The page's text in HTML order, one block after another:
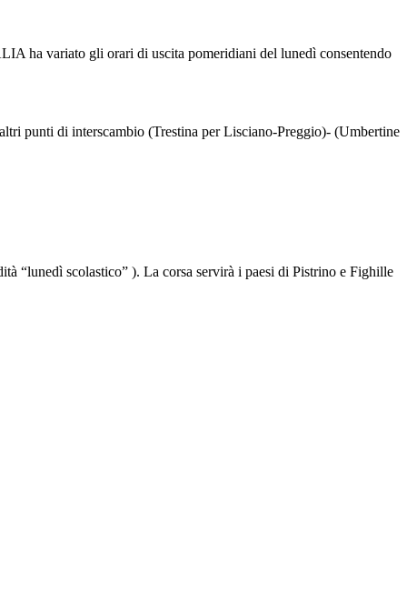
ha variato gli orari di uscita pomeridiani del lunedì consentendo
punti di interscambio (Trestina per Lisciano-Preggio)- (Umbertine
“lunedì scolastico” ). La corsa servirà i paesi di Pistrino e Fighille